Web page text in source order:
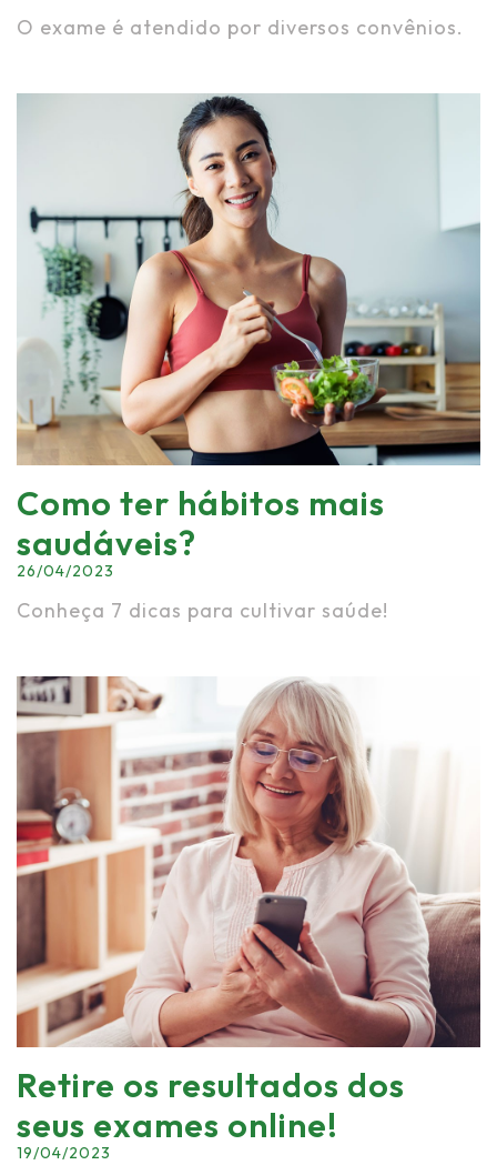
O exame é atendido por diversos convênios.
Como ter hábitos mais
saudáveis?
26/04/2023
Conheça 7 dicas para cultivar saúde!
Retire os resultados dos
seus exames online!
19/04/2023